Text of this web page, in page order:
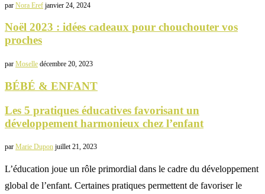
par Nora Eref janvier 24, 2024
Noël 2023 : idées cadeaux pour chouchouter vos
proches
par Moselle décembre 20, 2023
BÉBÉ & ENFANT
Les 5 pratiques éducatives favorisant un
développement harmonieux chez l’enfant
par Marie Dupon juillet 21, 2023
L’éducation joue un rôle primordial dans le cadre du développement
global de l’enfant. Certaines pratiques permettent de favoriser le